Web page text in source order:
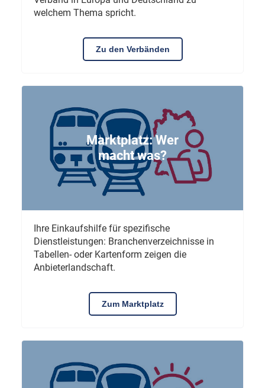
welchem Thema spricht.
Zu den Verbänden
Marktplatz: Wer
macht was?
Ihre Einkaufshilfe für spezifische
Dienstleistungen: Branchenverzeichnisse in
Tabellen- oder Kartenform zeigen die
Anbieterlandschaft.
Zum Marktplatz